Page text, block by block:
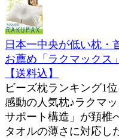
日本一中央が低い枕・
お薦め「ラクマックス
【送料込】
ビーズ枕ランキング1
感動の人気枕♪ラクマ
サポート構造」が頚椎
タオルの薄さに対応し